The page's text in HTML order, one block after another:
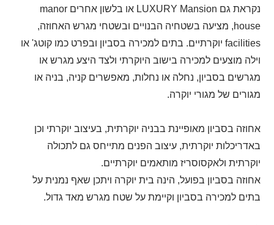
נקראת גם LUXURY Mansion או בלשון אחריםmanor
house, מציעה בשטחיה הבנויים ובשטחי מגרש האחוזה,
facilities יוקרתיים. בתים למכירה בסביון ובפרט כמו קוטג' או
וילה מוצעים למכירה בישוב היוקרתי ולצד היצע מגרש או
מגרשים בסביון, נחלה או נחלות, מאפשרים קניה, בניה או
מגורים של מגורי יוקרה.
אחוזה בסביון מאופיינת בבניה יוקרתית, בעיצוב יוקרתי וכן
באדריכלות יוקרתית, עיצוב הפנים מתייחס גם לתכולה
יוקרתית ולאקסוסריז מותאמים יוקרתיים.
אחוזה בסביון בפועל, הינה בית יוקרה ויתכן שאף נמנית על
בתים למכירה בסביון וקיימת על שטח מגרש מאד גדול.